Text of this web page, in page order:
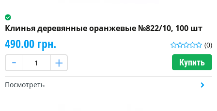
Клинья деревянные оранжевые №822/10, 100 шт
(0)
490.00 грн.
Купить
Посмотреть